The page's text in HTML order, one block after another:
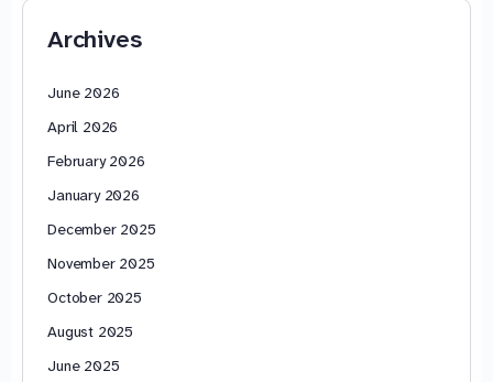
Archives
June 2026
April 2026
February 2026
January 2026
December 2025
November 2025
October 2025
August 2025
June 2025